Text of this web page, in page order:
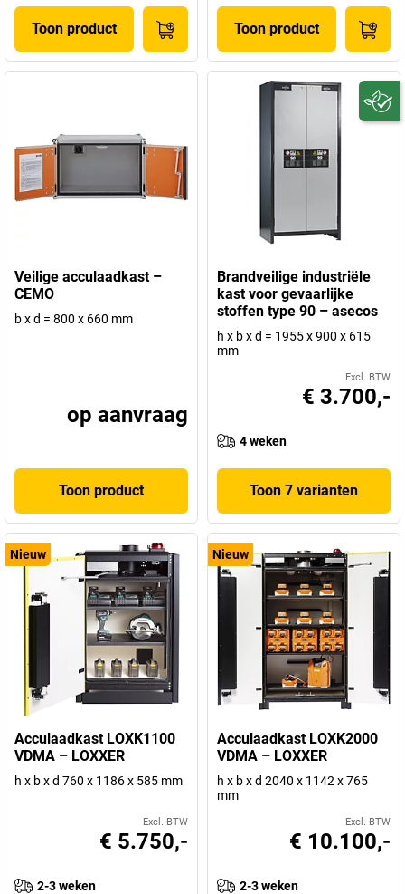
Toon product Toon product
Veilige acculaadkast –
CEMO
b x d = 800 x 660 mm
op aanvraag
Toon product
Brandveilige industriële
kast voor gevaarlijke
stoffen type 90 – asecos
h x b x d = 1955 x 900 x 615
mm
Excl. BTW
€ 3.700,-
4 weken
Toon 7 varianten
Nieuw
Acculaadkast LOXK1100
VDMA – LOXXER
h x b x d 760 x 1186 x 585 mm
Excl. BTW
€ 5.750,-
2-3 weken
Nieuw
Acculaadkast LOXK2000
VDMA – LOXXER
h x b x d 2040 x 1142 x 765
mm
Excl. BTW
€ 10.100,-
2-3 weken